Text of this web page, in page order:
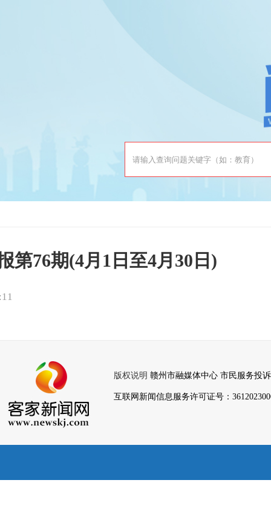
第76期(4月1日至4月30日)
版权说明 赣州市融媒体中心 市民服务投诉
互联网新闻信息服务许可证号：